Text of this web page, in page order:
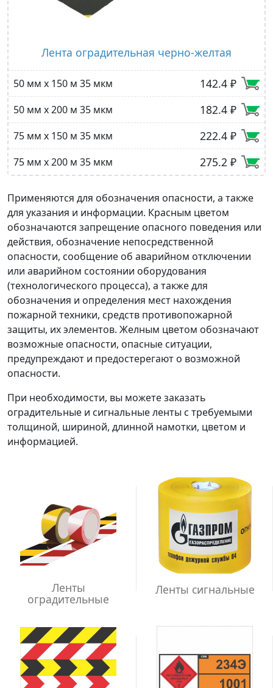
Лента оградительная черно-желтая
50 мм х 150 м 35 мкм 142.4 ₽
50 мм х 200 м 35 мкм 182.4 ₽
75 мм х 150 м 35 мкм 222.4 ₽
75 мм х 200 м 35 мкм 275.2 ₽
Применяются для обозначения опасности, а также
для указания и информации. Красным цветом
обозначаются запрещение опасного поведения или
действия, обозначение непосредственной
опасности, сообщение об аварийном отключении
или аварийном состоянии оборудования
(технологического процесса), а также для
обозначения и определения мест нахождения
пожарной техники, средств противопожарной
защиты, их элементов. Желным цветом обозначают
возможные опасности, опасные ситуации,
предупреждают и предостерегают о возможной
опасности.
При необходимости, вы можете заказать
оградительные и сигнальные ленты с требуемыми
толщиной, шириной, длинной намотки, цветом и
информацией.
Ленты
оградительные
Ленты сигнальные